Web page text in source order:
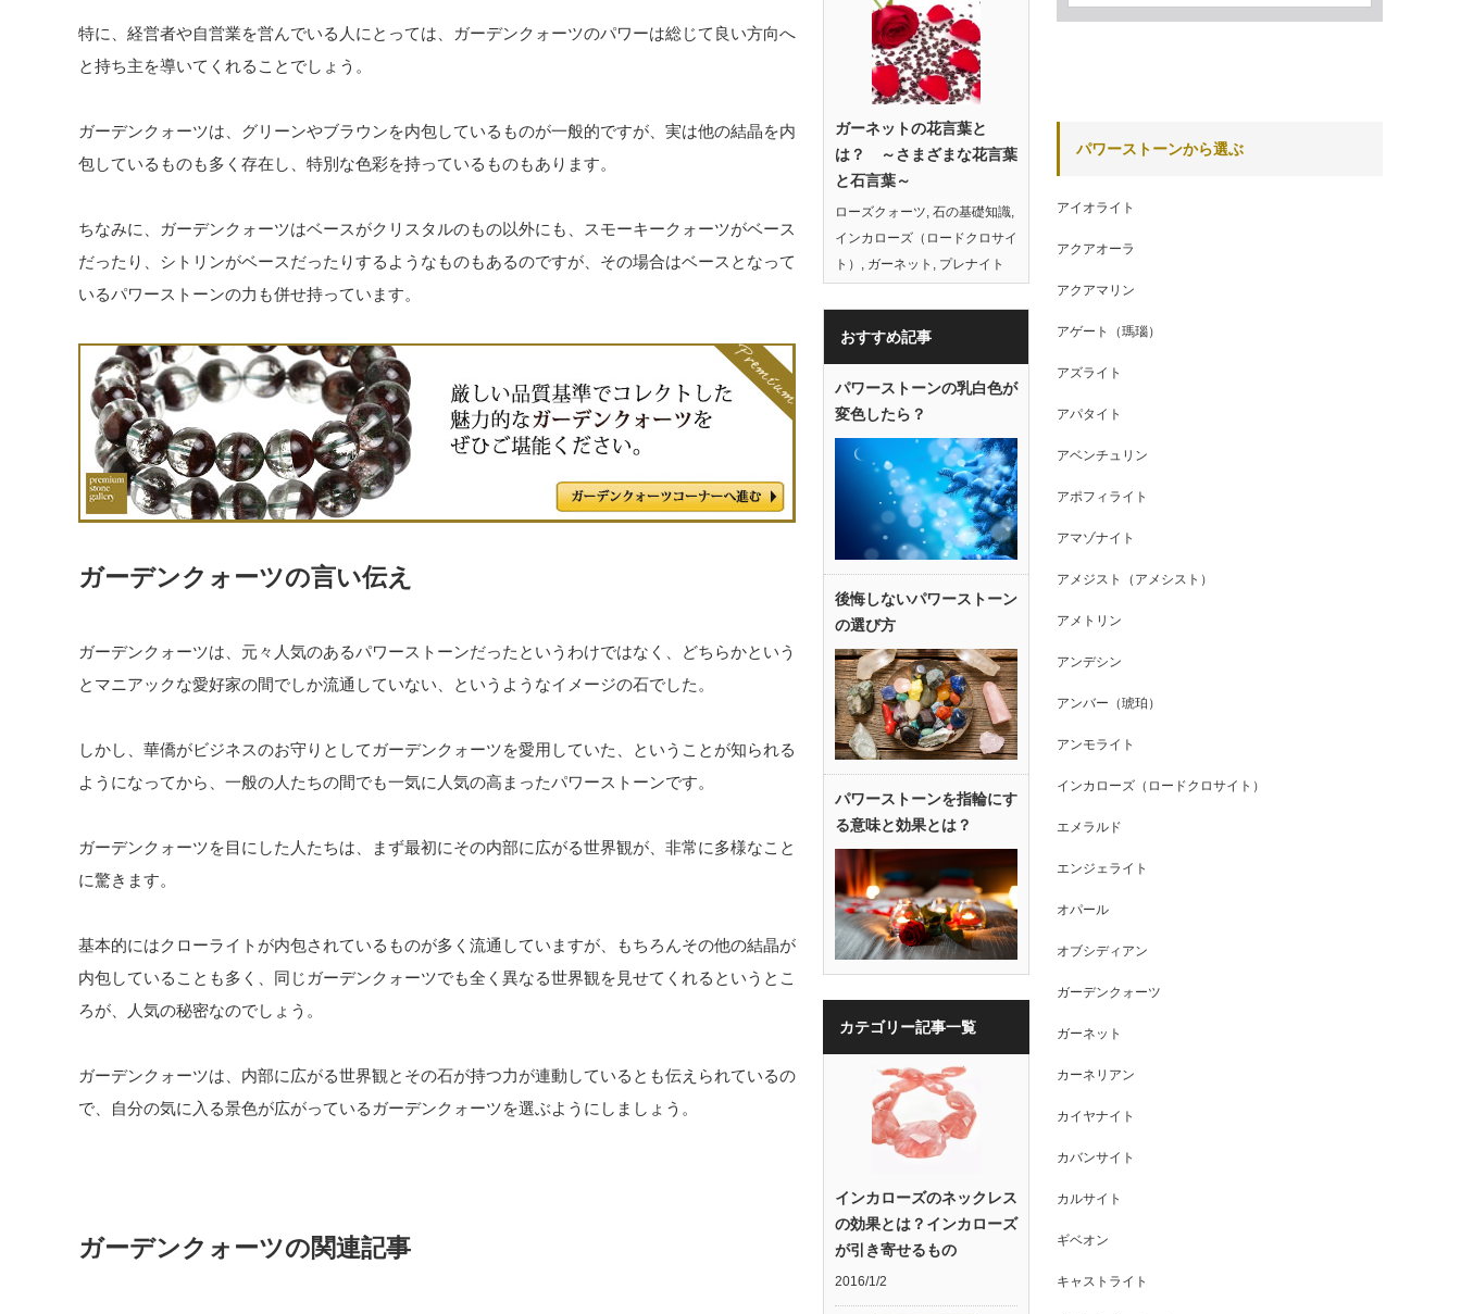
特に、経営者や自営業を営んでいる人にとっては、ガーデンクォーツのパワーは総じて良い方向へ
と持ち主を導いてくれることでしょう。
ガーデンクォーツは、グリーンやブラウンを内包しているものが一般的ですが、実は他の結晶を内
包しているものも多く存在し、特別な色彩を持っているものもあります。
ちなみに、ガーデンクォーツはベースがクリスタルのもの以外にも、スモーキークォーツがベース
だったり、シトリンがベースだったりするようなものもあるのですが、その場合はベースとなって
いるパワーストーンの力も併せ持っています。
ガーデンクォーツの言い伝え
ガーデンクォーツは、元々人気のあるパワーストーンだったというわけではなく、どちらかという
とマニアックな愛好家の間でしか流通していない、というようなイメージの石でした。
しかし、華僑がビジネスのお守りとしてガーデンクォーツを愛用していた、ということが知られる
ようになってから、一般の人たちの間でも一気に人気の高まったパワーストーンです。
ガーデンクォーツを目にした人たちは、まず最初にその内部に広がる世界観が、非常に多様なこと
に驚きます。
基本的にはクローライトが内包されているものが多く流通していますが、もちろんその他の結晶が
内包していることも多く、同じガーデンクォーツでも全く異なる世界観を見せてくれるというとこ
ろが、人気の秘密なのでしょう。
ガーデンクォーツは、内部に広がる世界観とその石が持つ力が連動しているとも伝えられているの
で、自分の気に入る景色が広がっているガーデンクォーツを選ぶようにしましょう。
ガーデンクォーツの関連記事
ガーネットの花言葉と
は？ ～さまざまな花言葉
と石言葉～
ローズクォーツ, 石の基礎知識,
インカローズ（ロードクロサイ
ト） , ガーネット , プレナイト
おすすめ記事
パワーストーンの乳白色が
変色したら？
後悔しないパワーストーン
の選び方
パワーストーンを指輪にす
る意味と効果とは？
カテゴリー記事一覧
インカローズのネックレス
の効果とは？インカローズ
が引き寄せるもの
2016/1/2
パワーストーンから選ぶ
アイオライト
アクアオーラ
アクアマリン
アゲート（瑪瑙）
アズライト
アパタイト
アベンチュリン
アポフィライト
アマゾナイト
アメジスト（アメシスト）
アメトリン
アンデシン
アンバー（琥珀）
アンモライト
インカローズ（ロードクロサイト）
エメラルド
エンジェライト
オパール
オブシディアン
ガーデンクォーツ
ガーネット
カーネリアン
カイヤナイト
カバンサイト
カルサイト
ギベオン
キャストライト